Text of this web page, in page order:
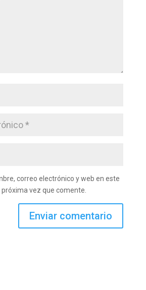
correo electrónico y web en este
vez que comente.